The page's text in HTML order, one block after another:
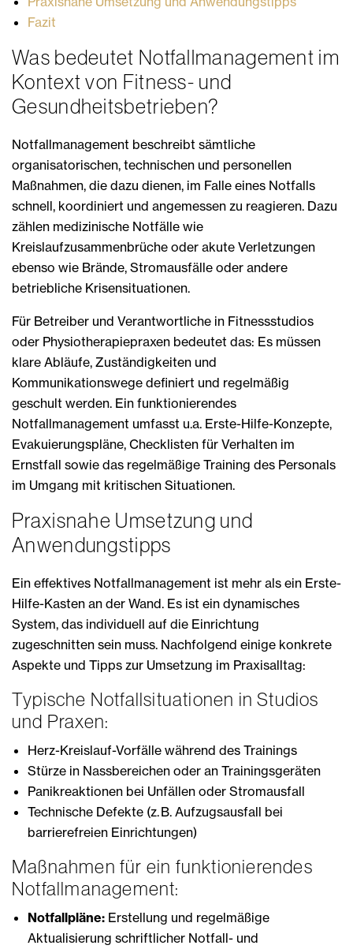
Fazit
Was bedeutet Notfallmanagement im
Kontext von Fitness- und
Gesundheitsbetrieben?
Notfallmanagement beschreibt sämtliche
organisatorischen, technischen und personellen
Maßnahmen, die dazu dienen, im Falle eines Notfalls
schnell, koordiniert und angemessen zu reagieren. Dazu
zählen medizinische Notfälle wie
Kreislaufzusammenbrüche oder akute Verletzungen
ebenso wie Brände, Stromausfälle oder andere
betriebliche Krisensituationen.
Für Betreiber und Verantwortliche in Fitnessstudios
oder Physiotherapiepraxen bedeutet das: Es müssen
klare Abläufe, Zuständigkeiten und
Kommunikationswege definiert und regelmäßig
geschult werden. Ein funktionierendes
Notfallmanagement umfasst u.a. Erste-Hilfe-Konzepte,
Evakuierungspläne, Checklisten für Verhalten im
Ernstfall sowie das regelmäßige Training des Personals
im Umgang mit kritischen Situationen.
Praxisnahe Umsetzung und
Anwendungstipps
Ein effektives Notfallmanagement ist mehr als ein Erste-
Hilfe-Kasten an der Wand. Es ist ein dynamisches
System, das individuell auf die Einrichtung
zugeschnitten sein muss. Nachfolgend einige konkrete
Aspekte und Tipps zur Umsetzung im Praxisalltag:
Typische Notfallsituationen in Studios
und Praxen:
Herz-Kreislauf-Vorfälle während des Trainings
Stürze in Nassbereichen oder an Trainingsgeräten
Panikreaktionen bei Unfällen oder Stromausfall
Technische Defekte (z. B. Aufzugsausfall bei
barrierefreien Einrichtungen)
Maßnahmen für ein funktionierendes
Notfallmanagement:
Notfallpläne: Erstellung und regelmäßige
Aktualisierung schriftlicher Notfall- und